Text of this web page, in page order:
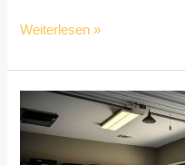
Weiterlesen »
Effiziente
Garagenorganisation:
Ordnungstipps
und